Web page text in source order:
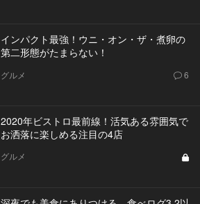
インパクト最強！ウニ・オン・ザ・煮卵の
第二形態がたまらない！
グルメ 6
2020年ビストロ最前線！活気ある雰囲気で
お洒落に楽しめる注目の4店
グルメ